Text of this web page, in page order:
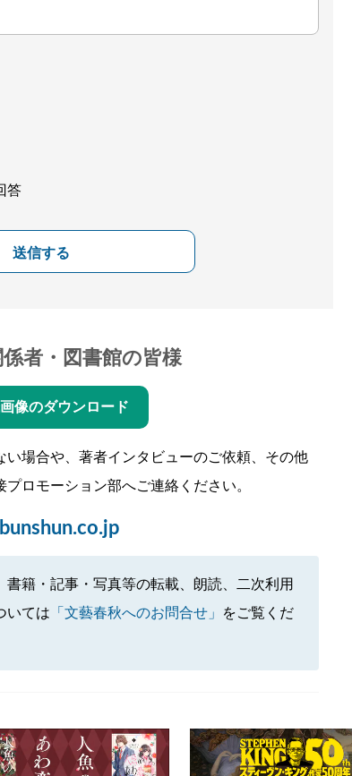
答
送信する
者・図書館の皆様
像のダウンロード
い場合や、著者インタビューのご依頼、その他
ロモーション部へご連絡ください。
籍・記事・写真等の転載、朗読、二次利用
いては 「文藝春秋へのお問合せ」
をご覧くだ